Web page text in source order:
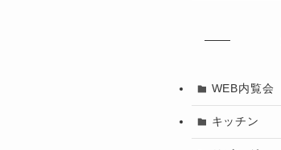
WEB内覧会
キッチン